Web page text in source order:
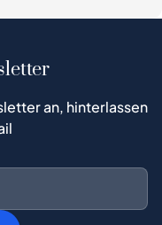
an, hinterlassen